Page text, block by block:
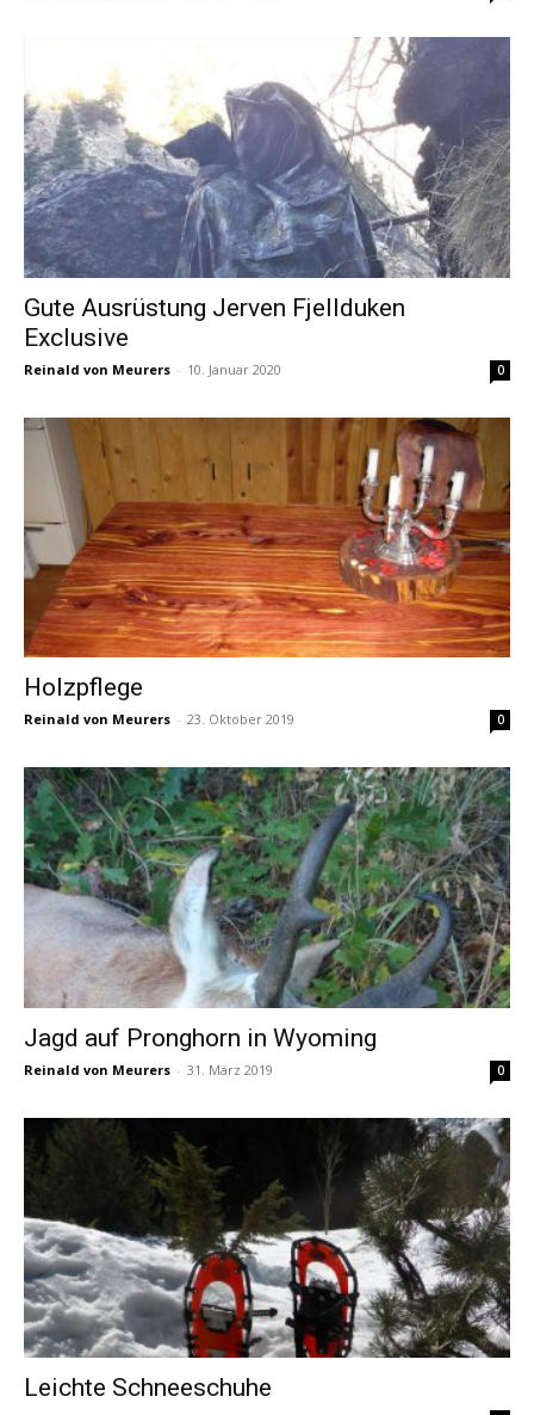
Gute Ausrüstung Jerven Fjellduken
Exclusive
Reinald von Meurers - 10. Januar 2020 0
Holzpflege
Reinald von Meurers - 23. Oktober 2019 0
Jagd auf Pronghorn in Wyoming
Reinald von Meurers - 31. März 2019 0
Leichte Schneeschuhe